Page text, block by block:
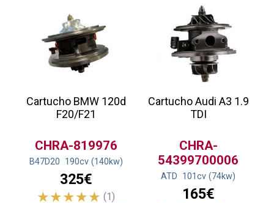
Cartucho BMW 120d
F20/F21
CHRA-819976
B47D20 190cv (140kw)
325€
(1)
Cartucho Audi A3 1.9
TDI
CHRA-
54399700006
ATD 101cv (74kw)
165€